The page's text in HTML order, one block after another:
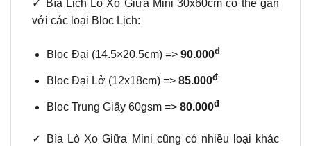
✓ Bìa Lịch Lò Xo Giữa Mini 30x60cm có thể gắn
với các loại Bloc Lịch:
Bloc Đại (14.5×20.5cm) => 90.000đ
Bloc Đại Lở (12x18cm) => 85.000đ
Bloc Trung Giấy 60gsm => 80.000đ
✓ Bìa Lò Xo Giữa Mini cũng có nhiều loại khác